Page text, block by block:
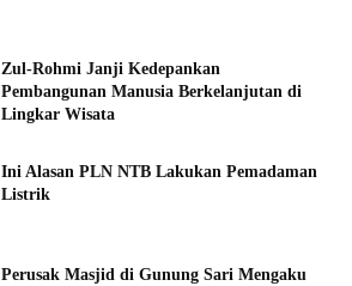
Zul-Rohmi Janji Kedepankan
Pembangunan Manusia Berkelanjutan di
Lingkar Wisata
Ini Alasan PLN NTB Lakukan Pemadaman
Listrik
Perusak Masjid di Gunung Sari Mengaku